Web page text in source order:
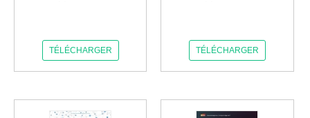
TÉLÉCHARGER TÉLÉCHARGER